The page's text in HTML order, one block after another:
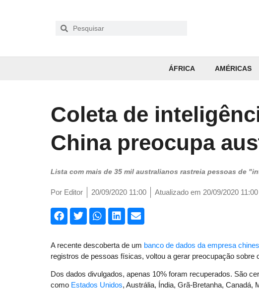
ÁFRICA AMÉRICAS
Coleta de
China preocupa
Lista com mais de 35 mil australianos rastreia pessoas de
Por Editor 20/09/2020 11:00 Atualizado em 20/09/2020 11:00
A recente descoberta de um banco de dados da empresa
registros de pessoas físicas, voltou a gerar preocupação sobre
Dos dados divulgados, apenas 10% foram recuperados. São
como Estados Unidos, Austrália, Índia, Grã-Bretanha, Canadá,